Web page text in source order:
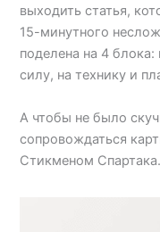
выходить статья,
15-минутного
поделена на 4 блока:
силу, на технику и
А чтобы не было
сопровождаться
Стикменом Спартака.